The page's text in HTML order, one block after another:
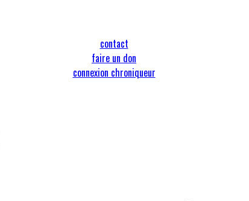
contact
faire un don
connexion chroniqueur